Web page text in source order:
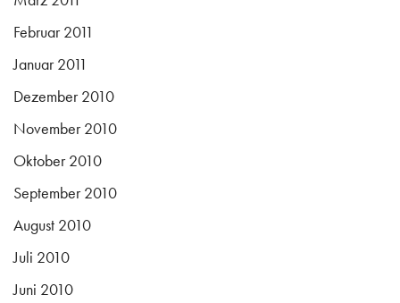
Februar 2011
Januar 2011
Dezember 2010
November 2010
Oktober 2010
September 2010
August 2010
Juli 2010
Juni 2010